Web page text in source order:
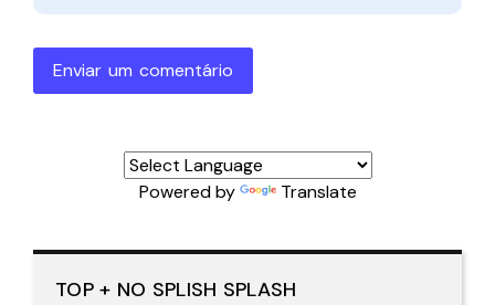
Enviar um comentário
Powered by Translate
TOP + NO SPLISH SPLASH